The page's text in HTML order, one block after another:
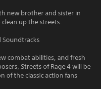
new brother and sister in
up the streets.
Soundtracks
combat abilities, and fresh
Streets of Rage 4 will be
of the classic action fans